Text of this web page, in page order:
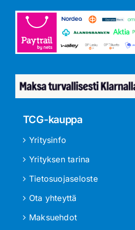
TCG-kauppa
Yritysinfo
Yrityksen tarina
Tietosuojaseloste
Ota yhteyttä
Maksuehdot